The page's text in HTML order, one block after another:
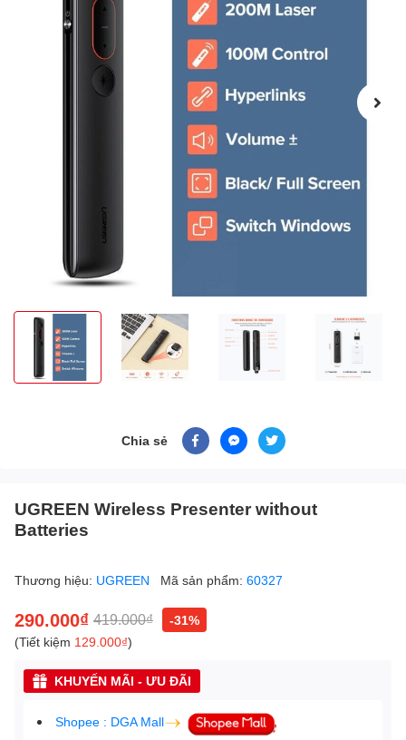
Chia sẻ
UGREEN Wireless Presenter without
Batteries
Thương hiệu: UGREEN Mã sản phẩm: 60327
290.000₫ 419.000₫
-31%
(Tiết kiệm 129.000₫)
KHUYẾN MÃI - ƯU ĐÃI
Shopee : DGA Mall